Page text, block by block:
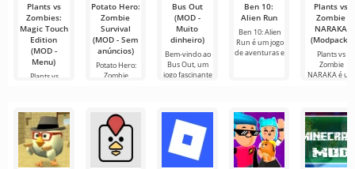
Plants vs
Zombies:
Magic Touch
Edition
(MOD -
Menu)
Plants vs
Potato Hero:
Zombie
Survival
(MOD - Sem
anúncios)
Potato Hero:
Zombie
Bus Out
(MOD -
Muito
dinheiro)
Bem-vindo ao
Bus Out, um
jogo fascinante
Ben 10:
Alien Run
Ben 10: Alien
Run é um jogo
de aventuras e
Plants vs
Zombie
NARAKA
(Modpack)
Plants vs
Zombie
NARAKA é um